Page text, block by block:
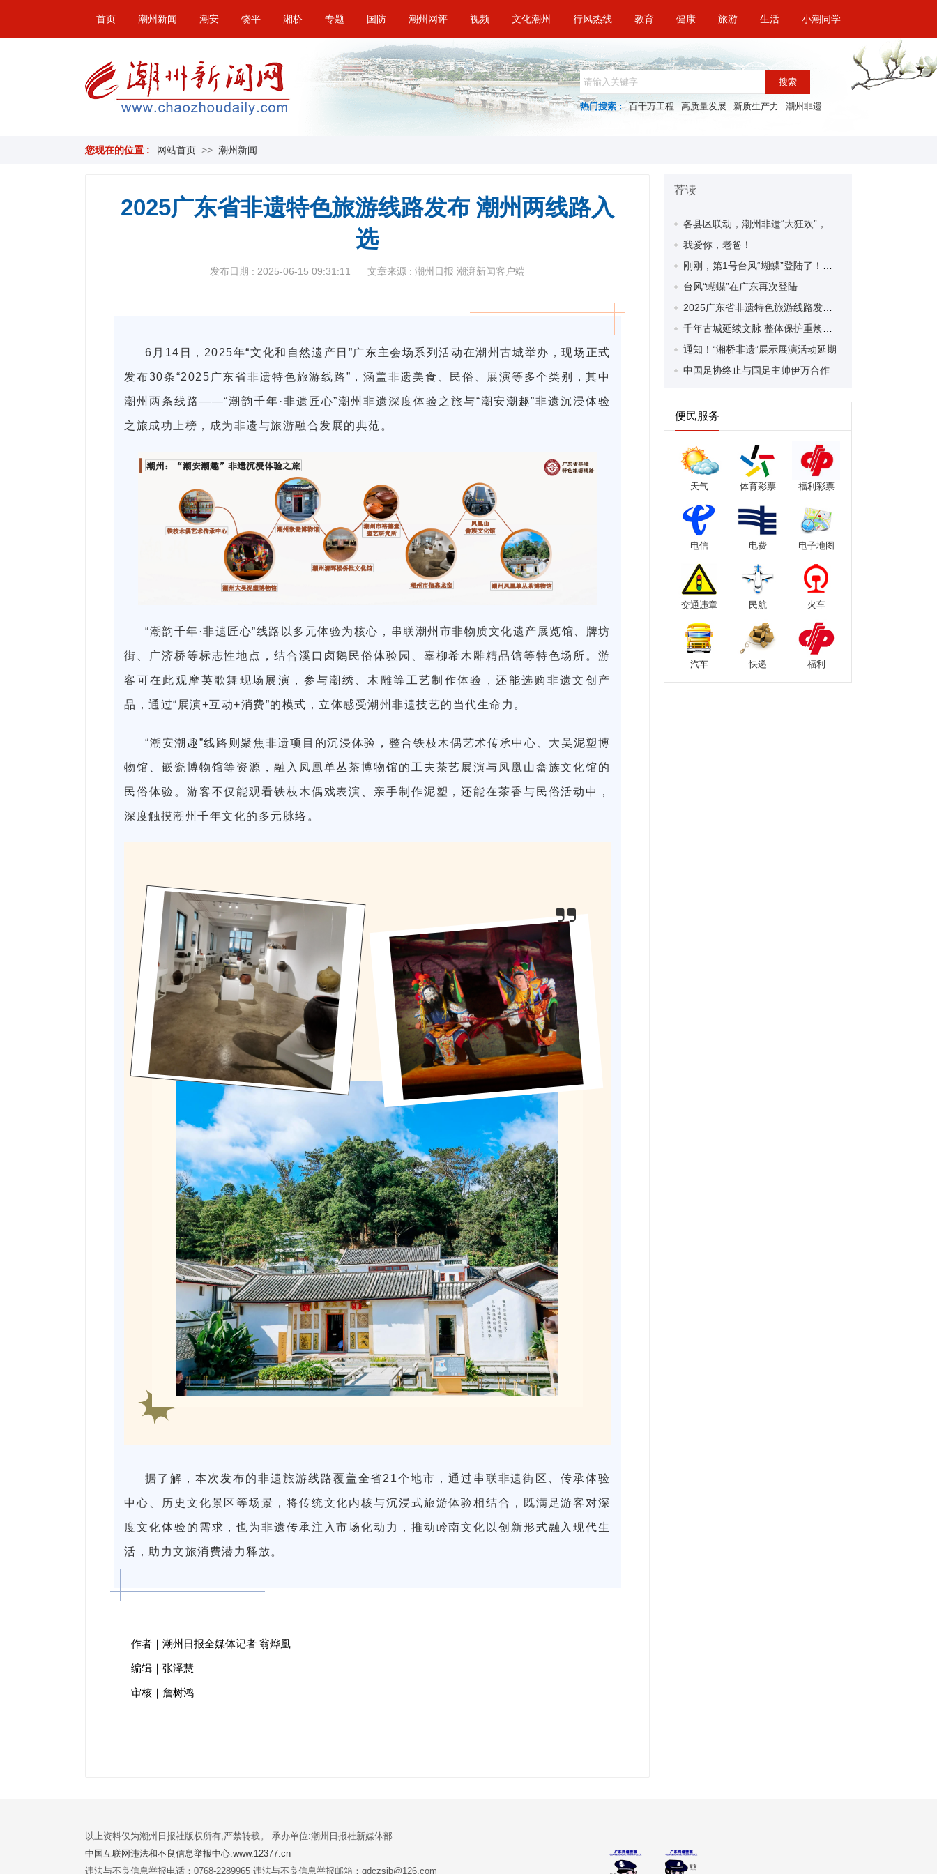
首页 潮州新闻 潮安 饶平 湘桥 专题 国防 潮州网评 视频 文化潮州 行风热线 教育 健康 旅游 生活 小潮同学
搜索
热门搜索 : 百千万工程 高质量发展 新质生产力 潮州非遗
您现在的位置 : 网站首页 >> 潮州新闻
2025广东省非遗特色旅游线路发布 潮州两线路入
选
发布日期 : 2025-06-15 09:31:11 文章来源 : 潮州日报 潮湃新闻客户端
6月14日，2025年“文化和自然遗产日”广东主会场系列活动在潮州古城举办，现场正式
发布30条“2025广东省非遗特色旅游线路”，涵盖非遗美食、民俗、展演等多个类别，其中
潮州两条线路——“潮韵千年·非遗匠心”潮州非遗深度体验之旅与“潮安潮趣”非遗沉浸体验
之旅成功上榜，成为非遗与旅游融合发展的典范。
“潮韵千年·非遗匠心”线路以多元体验为核心，串联潮州市非物质文化遗产展览馆、牌坊
街、广济桥等标志性地点，结合溪口卤鹅民俗体验园、辜柳希木雕精品馆等特色场所。游
客可在此观摩英歌舞现场展演，参与潮绣、木雕等工艺制作体验，还能选购非遗文创产
品，通过“展演+互动+消费”的模式，立体感受潮州非遗技艺的当代生命力。
“潮安潮趣”线路则聚焦非遗项目的沉浸体验，整合铁枝木偶艺术传承中心、大吴泥塑博
物馆、嵌瓷博物馆等资源，融入凤凰单丛茶博物馆的工夫茶艺展演与凤凰山畲族文化馆的
民俗体验。游客不仅能观看铁枝木偶戏表演、亲手制作泥塑，还能在茶香与民俗活动中，
深度触摸潮州千年文化的多元脉络。
据了解，本次发布的非遗旅游线路覆盖全省21个地市，通过串联非遗街区、传承体验
中心、历史文化景区等场景，将传统文化内核与沉浸式旅游体验相结合，既满足游客对深
度文化体验的需求，也为非遗传承注入市场化动力，推动岭南文化以创新形式融入现代生
活，助力文旅消 费潜力释放。
作者｜潮州日报全媒体记者 翁烨凰
编辑｜张泽慧
审核｜詹树鸿
荐读
我爱你，老爸！
台风“蝴蝶”在广东再次登陆
通知！“湘桥非遗”展示展演活动延期
中国足协终止与国足主帅伊万合作
便民服务
天气 体育彩票 福利彩票
电信 电费 电子地图
交通违章 民航 火车
汽车 快递 福利
以上资料仅为潮州日报社版权所有,严禁转载。 承办单位:潮州日报社新媒体部
中国互联网违法和不良信息举报中心:www.12377.cn
违法与不良信息举报电话：0768-2289965 违法与不良信息举报邮箱：gdczsjb@126.com